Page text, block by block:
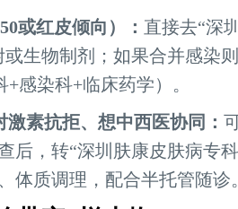
或红皮倾向）： 直接去“深
或生物制剂；如果合并感染
感染科+临床药学）。
素抗拒、想中西医协同：
后，转“深圳肤康皮肤病专
体质调理，配合半托管随诊